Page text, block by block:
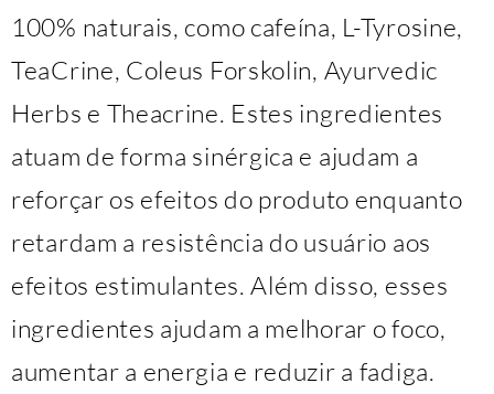
100% naturais, como cafeína, L-Tyrosine,
TeaCrine, Coleus Forskolin, Ayurvedic
Herbs e Theacrine. Estes ingredientes
atuam de forma sinérgica e ajudam a
reforçar os efeitos do produto enquanto
retardam a resistência do usuário aos
efeitos estimulantes. Além disso, esses
ingredientes ajudam a melhorar o foco,
aumentar a energia e reduzir a fadiga.